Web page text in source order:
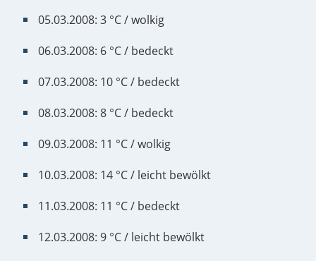
05.03.2008: 3 °C / wolkig
06.03.2008: 6 °C / bedeckt
07.03.2008: 10 °C / bedeckt
08.03.2008: 8 °C / bedeckt
09.03.2008: 11 °C / wolkig
10.03.2008: 14 °C / leicht bewölkt
11.03.2008: 11 °C / bedeckt
12.03.2008: 9 °C / leicht bewölkt